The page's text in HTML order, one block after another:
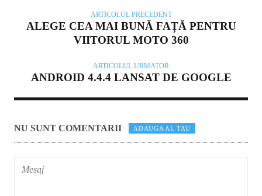
ARTICOLUL PRECEDENT
ALEGE CEA MAI BUNĂ FAȚĂ PENTRU
VIITORUL MOTO 360
ARTICOLUL URMATOR
ANDROID 4.4.4 LANSAT DE GOOGLE
NU SUNT COMENTARII ADAUGA AL TAU